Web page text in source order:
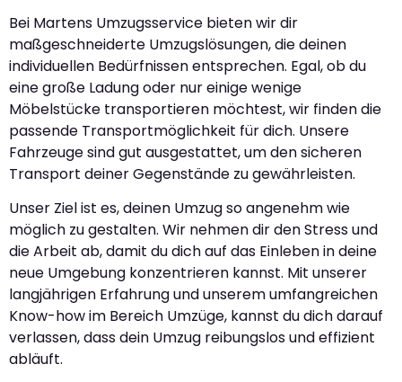
Bei Martens Umzugsservice bieten wir dir
maßgeschneiderte Umzugslösungen, die deinen
individuellen Bedürfnissen entsprechen. Egal, ob du
eine große Ladung oder nur einige wenige
Möbelstücke transportieren möchtest, wir finden die
passende Transportmöglichkeit für dich. Unsere
Fahrzeuge sind gut ausgestattet, um den sicheren
Transport deiner Gegenstände zu gewährleisten.
Unser Ziel ist es, deinen Umzug so angenehm wie
möglich zu gestalten. Wir nehmen dir den Stress und
die Arbeit ab, damit du dich auf das Einleben in deine
neue Umgebung konzentrieren kannst. Mit unserer
langjährigen Erfahrung und unserem umfangreichen
Know-how im Bereich Umzüge, kannst du dich darauf
verlassen, dass dein Umzug reibungslos und effizient
abläuft.